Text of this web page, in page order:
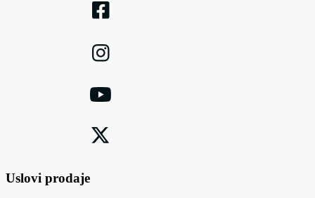
Uslovi prodaje